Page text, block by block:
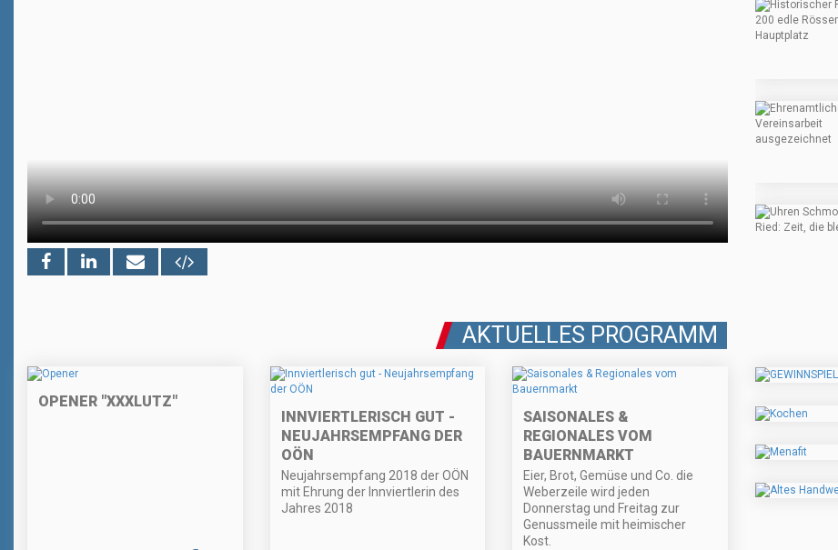
AKTUELLES PROGRAMM
OPENER "XXXLUTZ"
INNVIERTLERISCH GUT -
NEUJAHRSEMPFANG DER
OÖN
Neujahrsempfang 2018 der OÖN
mit Ehrung der Innviertlerin des
Jahres 2018
SAISONALES &
REGIONALES VOM
BAUERNMARKT
Eier, Brot, Gemüse und Co. die
Weberzeile wird jeden
Donnerstag und Freitag zur
Genussmeile mit heimischer
Kost.